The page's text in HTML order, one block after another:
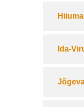
Ida-